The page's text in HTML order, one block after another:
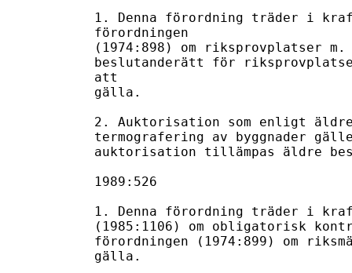
1. Denna förordning träder i
förordningen
(1974:898) om riksprovplatser
beslutanderätt för
att
gälla.
2. Auktorisation som enligt äldre
termografering av byggnader
auktorisation tillämpas äldre
1989:526
1. Denna förordning träder i
(1985:1106) om obligatorisk
förordningen (1974:899) om
gälla.